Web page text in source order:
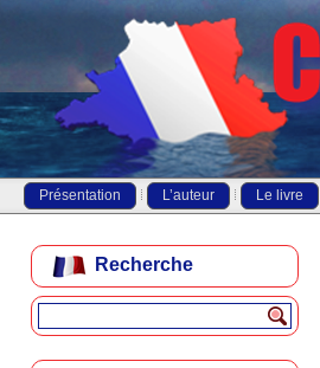
Présentation L’auteur Le livre
Recherche